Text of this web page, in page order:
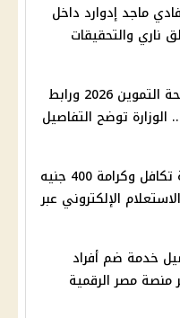
ماجد إدوارد داخل
ناري والتحقيقات
آخر موعد لصرف منحة التموين 2026 ورابط
الوزارة توضح التفاصيل
تفاصيل صرف منحة تكافل وكرامة 400 جنيه
الإلكتروني عبر
خدمة ضم أفراد
منصة مصر الرقمية